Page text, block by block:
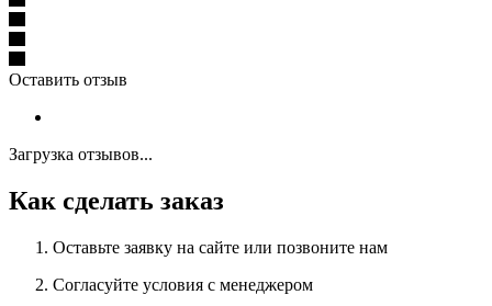
Оставить отзыв
Загрузка отзывов...
Как сделать заказ
Оставьте заявку на сайте или позвоните нам
Согласуйте условия с менеджером